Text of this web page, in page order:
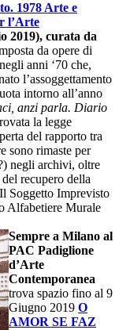
1978 Arte e
l’Arte
2019), curata da
da opere di
anni ‘70 che,
l’assoggettamento
intorno all’anno
anzi parla. Diario
la legge
del rapporto tra
sono rimaste per
negli archivi, oltre
recupero della
Soggetto Imprevisto
Alfabetiere Murale
Sempre a Milano al
PAC Padiglione
d’Arte
Contemporanea
trova spazio fino al 9
Giugno 2019 O
AMOR SE FAZ